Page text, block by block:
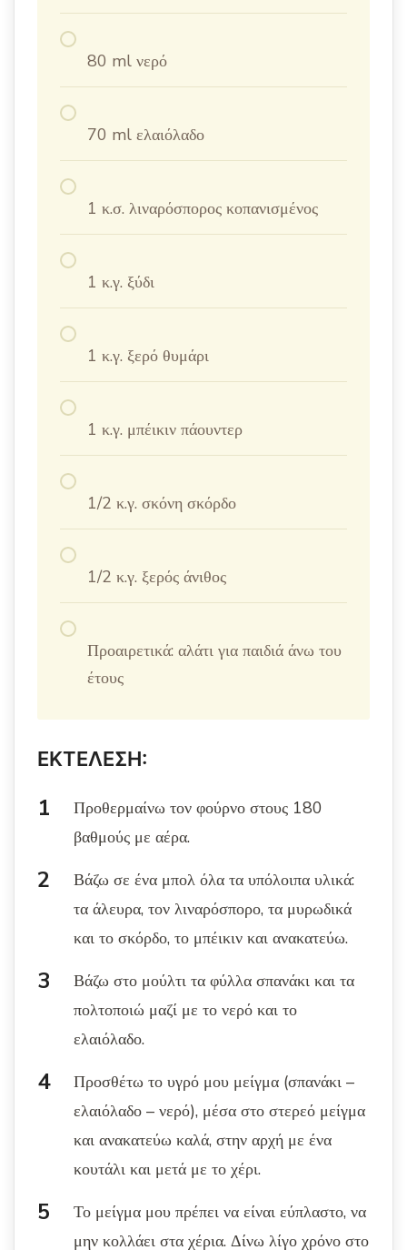
80 ml νερό
70 ml ελαιόλαδο
1 κ.σ. λιναρόσπορος κοπανισμένος
1 κ.γ. ξύδι
1 κ.γ. ξερό θυμάρι
1 κ.γ. μπέικιν πάουντερ
1/2 κ.γ. σκόνη σκόρδο
1/2 κ.γ. ξερός άνιθος
Προαιρετικά: αλάτι για παιδιά άνω του
έτους
ΕΚΤΕΛΕΣΗ:
Προθερμαίνω τον φούρνο στους 180
βαθμούς με αέρα.
Βάζω σε ένα μπολ όλα τα υπόλοιπα υλικά:
τα άλευρα, τον λιναρόσπορο, τα μυρωδικά
και το σκόρδο, το μπέικιν και ανακατεύω.
Βάζω στο μούλτι τα φύλλα σπανάκι και τα
πολτοποιώ μαζί με το νερό και το
ελαιόλαδο.
Προσθέτω το υγρό μου μείγμα (σπανάκι –
ελαιόλαδο – νερό), μέσα στο στερεό μείγμα
και ανακατεύω καλά, στην αρχή με ένα
κουτάλι και μετά με το χέρι.
Το μείγμα μου πρέπει να είναι εύπλαστο, να
μην κολλάει στα χέρια. Δίνω λίγο χρόνο στο